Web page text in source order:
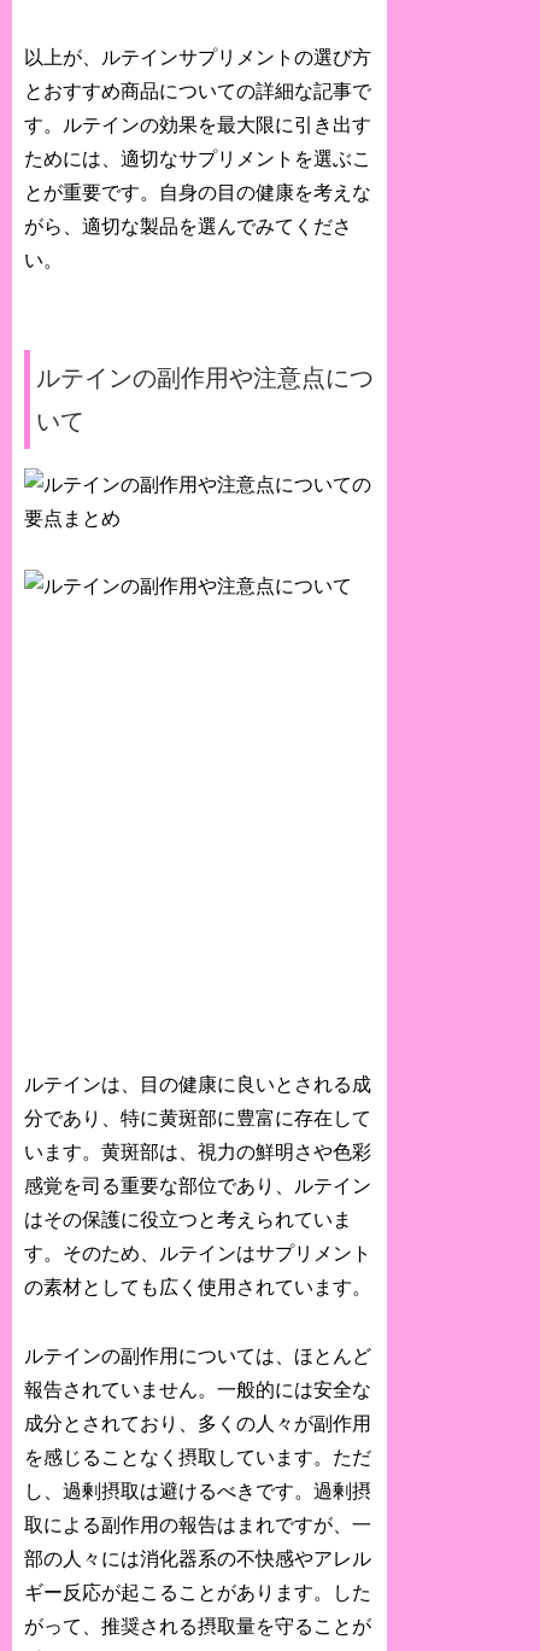
以上が、ルテインサプリメントの選び方
とおすすめ商品についての詳細な記事で
す。ルテインの効果を最大限に引き出す
ためには、適切なサプリメントを選ぶこ
とが重要です。自身の目の健康を考えな
がら、適切な製品を選んでみてくださ
い。
ルテインの副作用や注意点につ
いて
ルテインは、目の健康に良いとされる成
分であり、特に黄斑部に豊富に存在して
います。黄斑部は、視力の鮮明さや色彩
感覚を司る重要な部位であり、ルテイン
はその保護に役立つと考えられていま
す。そのため、ルテインはサプリメント
の素材としても広く使用されています。
ルテインの副作用については、ほとんど
報告されていません。一般的には安全な
成分とされており、多くの人々が副作用
を感じることなく摂取しています。ただ
し、過剰摂取は避けるべきです。過剰摂
取による副作用の報告はまれですが、一
部の人々には消化器系の不快感やアレル
ギー反応が起こることがあります。した
がって、推奨される摂取量を守ることが